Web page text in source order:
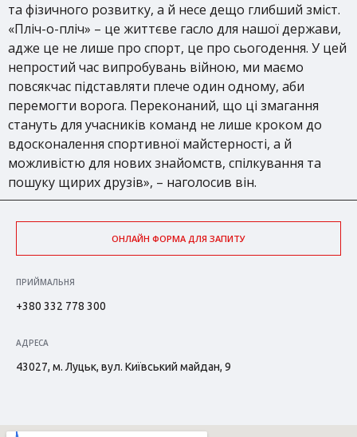
та фізичного розвитку, а й несе дещо глибший зміст.
«Пліч-о-пліч» – це життєве гасло для нашої держави,
адже це не лише про спорт, це про сьогодення. У цей
непростий час випробувань війною, ми маємо
повсякчас підставляти плече один одному, аби
перемогти ворога. Переконаний, що ці змагання
стануть для учасників команд не лише кроком до
вдосконалення спортивної майстерності, а й
можливістю для нових знайомств, спілкування та
пошуку щирих друзів», – наголосив він.
ОНЛАЙН ФОРМА ДЛЯ ЗАПИТУ
ПРИЙМАЛЬНЯ
+380 332 778 300
АДРЕСА
43027, м. Луцьк, вул. Київський майдан, 9